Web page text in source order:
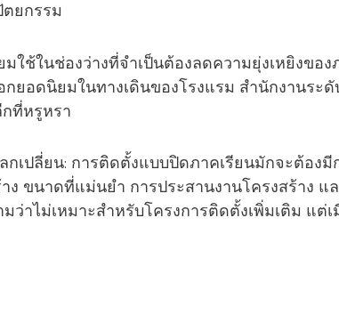
ยกรรม
ใช้ในช่องว่างที่จำเป็นต้องลดความยุ่งเหยิงขอ
กยอดนิยมในทางเดินของโรงแรม สำนักงานร
ที่หรูหรา
เปลี่ยน: การติดตั้งแบบปิดภาคเรียนมักจะต้อง
ง ขนาดที่แม่นยำ การประสานงานโครงสร้าง
ว่าไม่เหมาะสำหรับโครงการติดตั้งเพิ่มเติม แต่